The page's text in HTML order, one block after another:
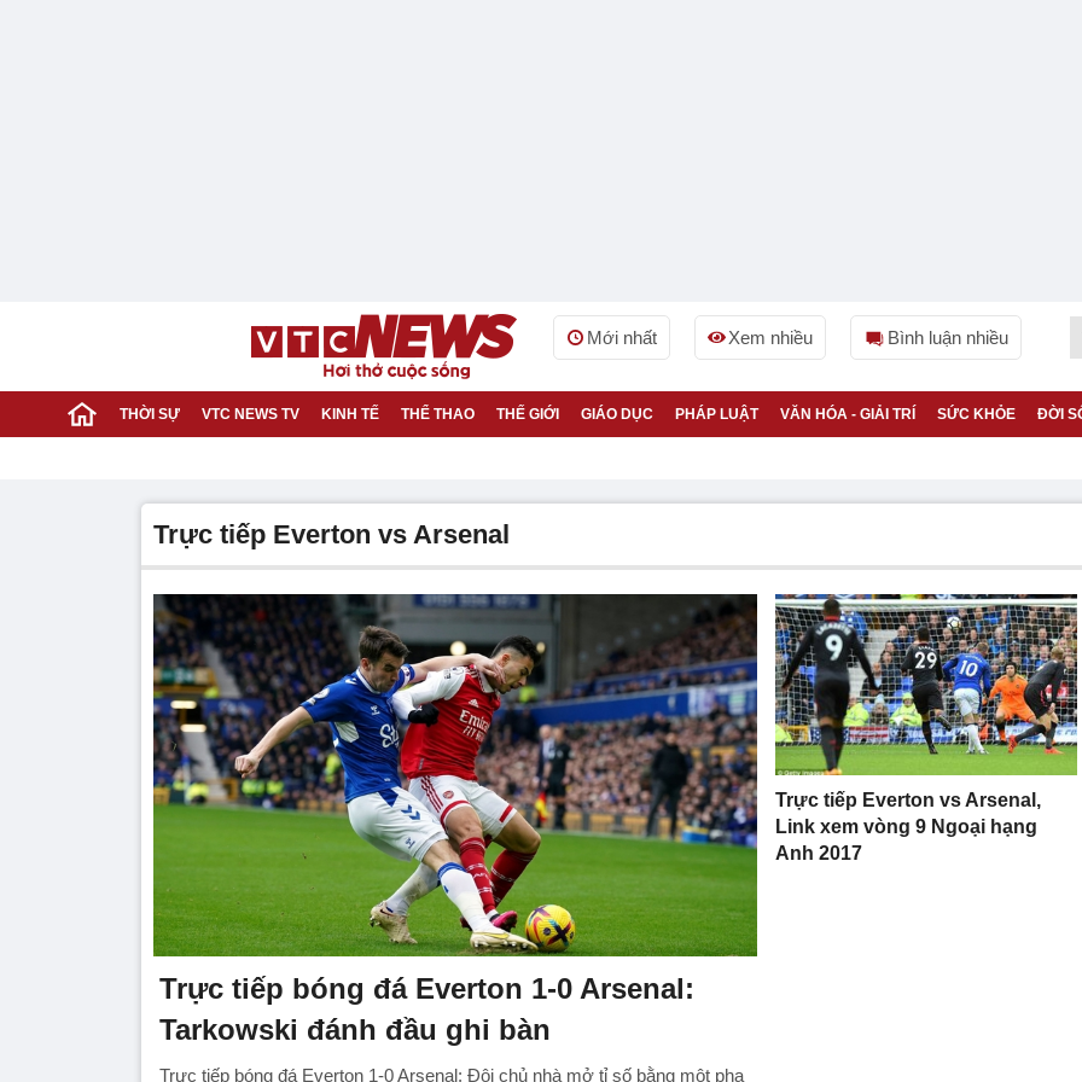
Mới nhất Xem nhiều Bình luận nhiều
THỜI SỰ VTC NEWS TV KINH TẾ THỂ THAO THẾ GIỚI GIÁO DỤC PHÁP LUẬT VĂN HÓA - GIẢI TRÍ SỨC KHỎE ĐỜI
trực tiếp Everton vs Arsenal
Trực tiếp bóng đá Everton 1-0 Arsenal:
Tarkowski đánh đầu ghi bàn
Trực tiếp bóng đá Everton 1-0 Arsenal: Đội chủ nhà mở tỉ số bằng một pha
Trực tiếp Everton vs Arsenal,
Link xem vòng 9 Ngoại hạng
Anh 2017